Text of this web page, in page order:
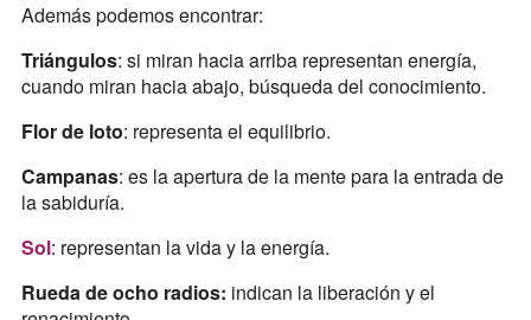
Además podemos encontrar:
Triángulos: si miran hacia arriba representan energía,
cuando miran hacia abajo, búsqueda del conocimiento.
Flor de loto: representa el equilibrio.
Campanas: es la apertura de la mente para la entrada de
la sabiduría.
Sol: representan la vida y la energía.
Rueda de ocho radios: indican la liberación y el